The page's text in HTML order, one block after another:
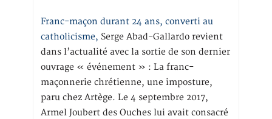
Franc-maçon durant 24 ans, converti au
catholicisme, Serge Abad-Gallardo revient
dans l’actualité avec la sortie de son dernier
ouvrage « événement » : La franc-
maçonnerie chrétienne, une imposture,
paru chez Artège. Le 4 septembre 2017,
Armel Joubert des Ouches lui avait consacré